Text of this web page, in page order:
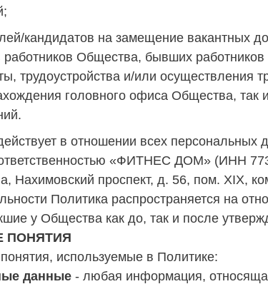
кандидатов на замещение вакантных
работников Общества, бывших
трудоустройства и/или осуществления
головного офиса Общества, так
в отношении всех
«ФИТНЕС ДОМ» (ИНН
Нахимовский проспект, д. 56, пом. XIX,
Политика распространяется на
у Общества как до, так и после
ПОНЯТИЯ
используемые в Политике:
данные - любая информация,